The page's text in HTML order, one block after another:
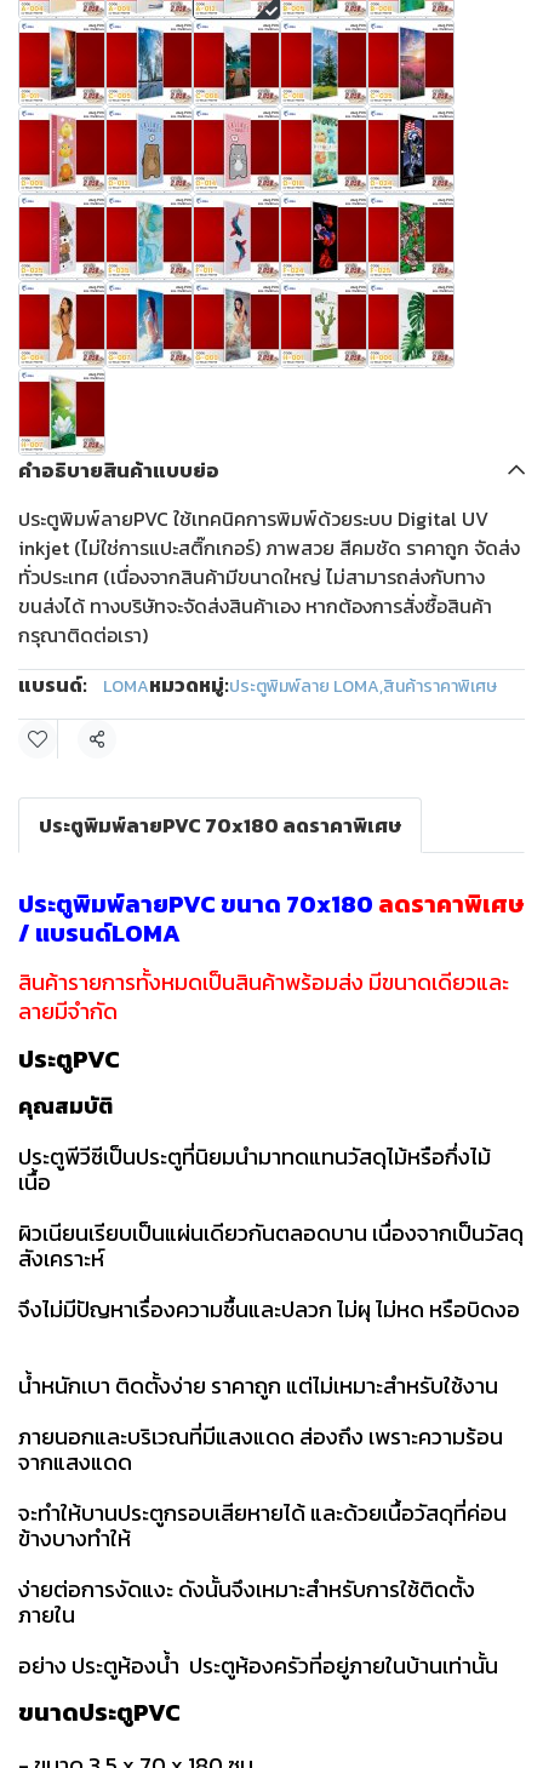
คำอธิบายสินค้าแบบย่อ
ประตูพิมพ์ลายPVC ใช้เทคนิคการพิมพ์ด้วยระบบ Digital UV
inkjet (ไม่ใช่การแปะสติ๊กเกอร์) ภาพสวย สีคมชัด ราคาถูก จัดส่ง
ทั่วประเทศ (เนื่องจากสินค้ามีขนาดใหญ่ ไม่สามารถส่งกับทาง
ขนส่งได้ ทางบริษัทจะจัดส่งสินค้าเอง หากต้องการสั่งซื้อสินค้า
กรุณาติดต่อเรา)
แบรนด์:
LOMAหมวดหมู่:ประตูพิมพ์ลาย LOMA,สินค้าราคาพิเศษ
แชร์
ประตูพิมพ์ลายPVC 70x180 ลดราคาพิเศษ
ประตูพิมพ์ลายPVC ขนาด 70x180 ลดราคาพิเศษ
/ แบรนด์LOMA
สินค้ารายการทั้งหมดเป็นสินค้าพร้อมส่ง มีขนาดเดียวและ
ลายมีจำกัด
ประตูPVC
คุณสมบัติ
ประตูพีวีซีเป็นประตูที่นิยมนำมาทดแทนวัสดุไม้หรือกึ่งไม้
เนื้อ
ผิวเนียนเรียบเป็นแผ่นเดียวกันตลอดบาน เนื่องจากเป็นวัสดุ
สังเคราะห์
จึงไม่มีปัญหาเรื่องความชื้นและปลวก ไม่ผุ ไม่หด หรือบิดงอ
น้ำหนักเบา ติดตั้งง่าย ราคาถูก แต่ไม่เหมาะสำหรับใช้งาน
ภายนอกและบริเวณที่มีแสงแดด ส่องถึง เพราะความร้อน
จากแสงแดด
จะทำให้บานประตูกรอบเสียหายได้ และด้วยเนื้อวัสดุที่ค่อน
ข้างบางทำให้
ง่ายต่อการงัดแงะ ดังนั้นจึงเหมาะสำหรับการใช้ติดตั้ง
ภายใน
อย่าง ประตูห้องน้ำ ประตูห้องครัวที่อยู่ภายในบ้านเท่านั้น
ขนาดประตูPVC